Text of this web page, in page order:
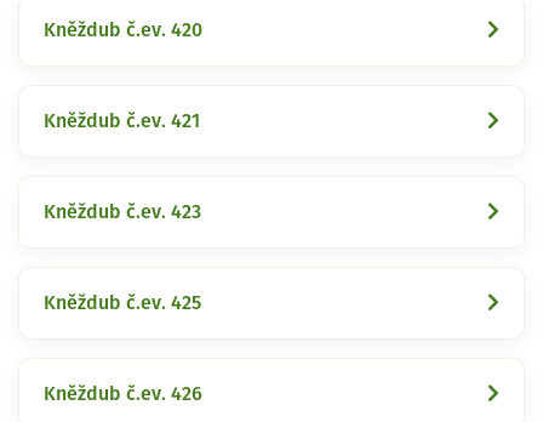
Kněždub č.ev. 420
Kněždub č.ev. 421
Kněždub č.ev. 423
Kněždub č.ev. 425
Kněždub č.ev. 426